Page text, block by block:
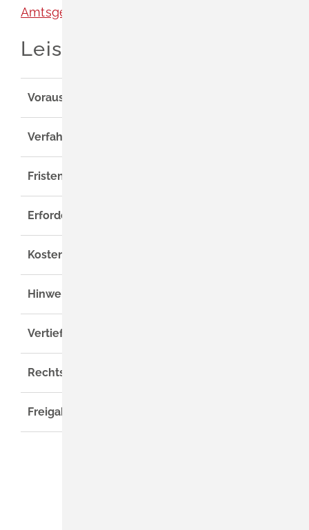
Amtsgericht Lörrach
Leistungsdetails
Voraussetzungen
Verfahrensablauf
Fristen
Erforderliche Unterlagen
Kosten
Hinweise
Vertiefende Informationen
Rechtsgrundlage
Freigabevermerk